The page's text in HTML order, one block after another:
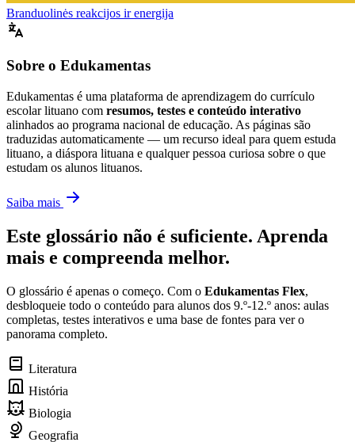
Branduolinės reakcijos ir energija
Sobre o Edukamentas
Edukamentas é uma plataforma de aprendizagem do currículo
escolar lituano com resumos, testes e conteúdo interativo
alinhados ao programa nacional de educação. As páginas são
traduzidas automaticamente — um recurso ideal para quem estuda
lituano, a diáspora lituana e qualquer pessoa curiosa sobre o que
estudam os alunos lituanos.
Saiba mais
Este glossário não é suficiente. Aprenda
mais e compreenda melhor.
O glossário é apenas o começo. Com o Edukamentas Flex,
desbloqueie todo o conteúdo para alunos dos 9.º-12.º anos: aulas
completas, testes interativos e uma base de fontes para ver o
panorama completo.
Literatura
História
Biologia
Geografia